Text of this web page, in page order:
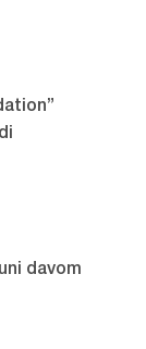
davom